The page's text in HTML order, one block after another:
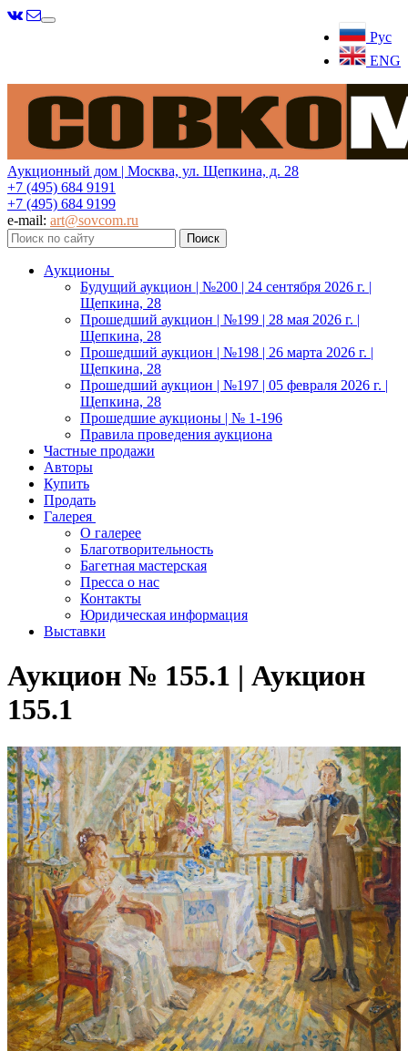
Рус
ENG
Меню
Аукционный дом | Москва, ул. Щепкина, д. 28
+7 (495) 684 9191
+7 (495) 684 9199
e-mail: art@sovcom.ru
Аукционы
Будущий аукцион | №200 | 24 сентября 2026 г. |
Щепкина, 28
Прошедший аукцион | №199 | 28 мая 2026 г. |
Щепкина, 28
Прошедший аукцион | №198 | 26 марта 2026 г. |
Щепкина, 28
Прошедший аукцион | №197 | 05 февраля 2026 г. |
Щепкина, 28
Прошедшие аукционы | № 1-196
Правила проведения аукциона
Частные продажи
Авторы
Купить
Продать
Галерея
О галерее
Благотворительность
Багетная мастерская
Пресса о нас
Контакты
Юридическая информация
Выставки
Аукцион № 155.1 | Аукцион
155.1